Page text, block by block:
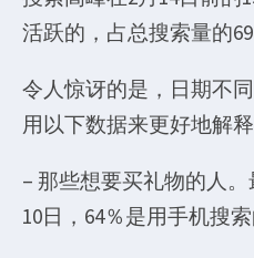
活跃的，占总搜索量的69
令人惊讶的是，日期不
用以下数据来更好地解释
– 那些想要买礼物的人
10日，64％是用手机搜索